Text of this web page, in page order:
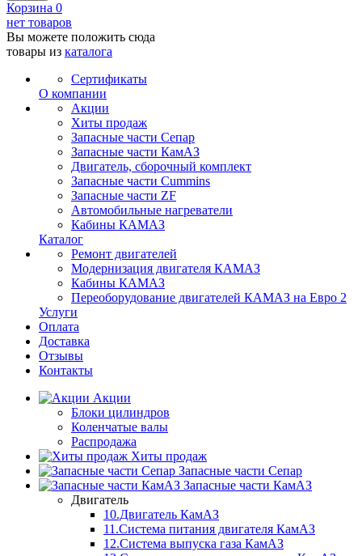
Корзина 0
нет товаров
Вы можете положить сюда
товары из каталога
Сертификаты
О компании
Акции
Хиты продаж
Запасные части Сепар
Запасные части КамАЗ
Двигатель, сборочный комплект
Запасные части Cummins
Запасные части ZF
Автомобильные нагреватели
Кабины КАМАЗ
Каталог
Ремонт двигателей
Модернизация двигателя КАМАЗ
Кабины КАМАЗ
Переоборудование двигателей КАМАЗ на Евро 2
Услуги
Оплата
Доставка
Отзывы
Контакты
Акции
Блоки цилиндров
Коленчатые валы
Распродажа
Хиты продаж
Запасные части Сепар
Запасные части КамАЗ
Двигатель
10.Двигатель КамАЗ
11.Система питания двигателя КамАЗ
12.Система выпуска газа КамАЗ